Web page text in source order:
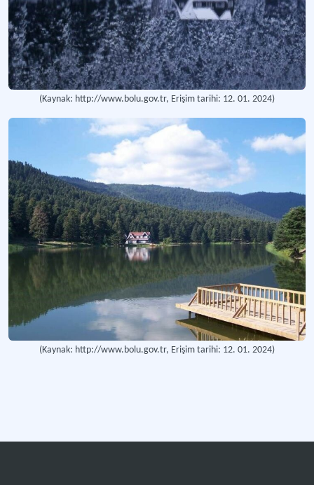
(Kaynak: http://www.bolu.gov.tr, Erişim tarihi: 12. 01. 2024)
(Kaynak: http://www.bolu.gov.tr, Erişim tarihi: 12. 01. 2024)